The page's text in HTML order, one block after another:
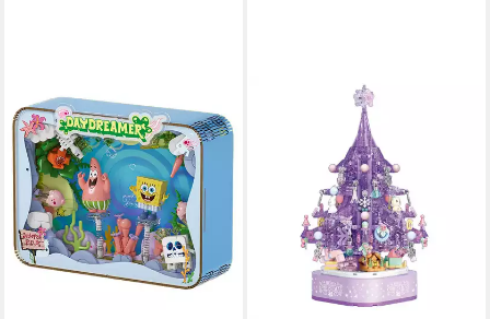
SEMBO
AB0031 - Unterwasser
Diorama (Sembo)
Spielbausteine
39,95 €
lieferbar - in 4-5 Werktagen bei dir